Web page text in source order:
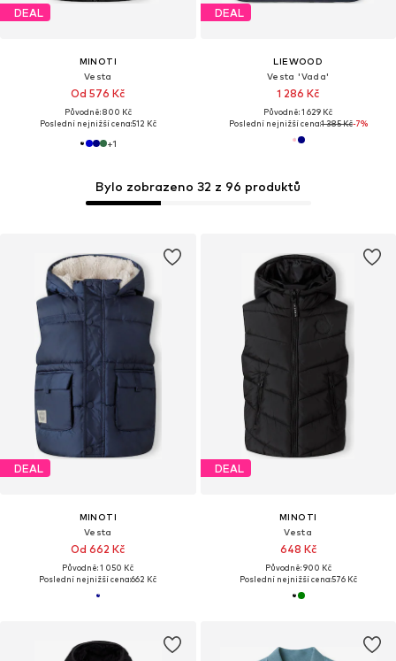
DEAL
MINOTI
Vesta
Od 576 Kč
Původně: 800 Kč
Poslední nejnižší cena:512 Kč
+1
DEAL
LIEWOOD
Vesta 'Vada'
1 286 Kč
Původně: 1 629 Kč
Poslední nejnižší cena:1 385 Kč-7%
DEAL
MINOTI
Vesta
Od 662 Kč
Původně: 1 050 Kč
Poslední nejnižší cena:662 Kč
Bylo zobrazeno 32 z 96 produktů
DEAL
MINOTI
Vesta
648 Kč
Původně: 900 Kč
Poslední nejnižší cena:576 Kč